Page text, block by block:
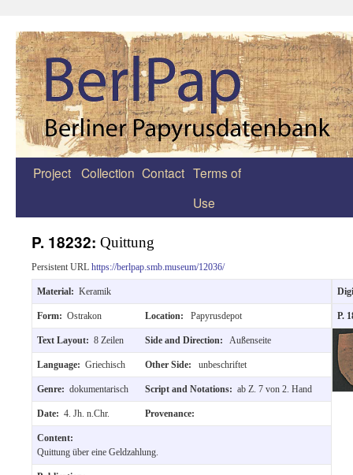
Zum
Project Collection Contact Terms of
Use
P. 18232: Quittung
Persistent URL https://berlpap.smb.museum/12036/
Material: Keramik
Form: Ostrakon Location: Papyrusdepot
Text Layout: 8 Zeilen Side and Direction: Außenseite
Language: Griechisch Other Side: unbeschriftet
Genre: dokumentarisch Script and Notations: ab Z. 7 von 2. Hand
Date: 4. Jh. n.Chr. Provenance:
Content:
Quittung über eine Geldzahlung.
P.